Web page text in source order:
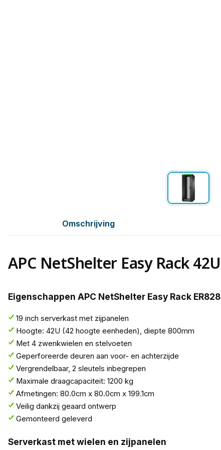
Omschrijving
APC NetShelter Easy Rack
Eigenschappen APC NetShelter Easy Rack
19 inch serverkast met zijpanelen
Hoogte: 42U (42 hoogte eenheden), diepte 800mm
Met 4 zwenkwielen en stelvoeten
Geperforeerde deuren aan voor- en achterzijde
Vergrendelbaar, 2 sleutels inbegrepen
Maximale draagcapaciteit: 1200 kg
Afmetingen: 80.0cm x 80.0cm x 199.1cm
Veilig dankzij geaard ontwerp
Gemonteerd geleverd
Serverkast met wielen en zijpanelen